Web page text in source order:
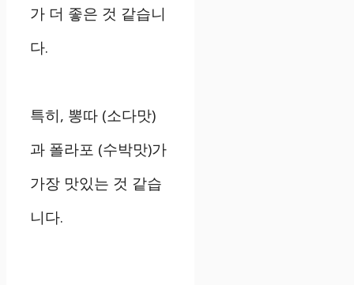
가 더 좋은 것 같습니
다.
특히, 뽕따 (소다맛)
과 폴라포 (수박맛)가
가장 맛있는 것 같습
니다.